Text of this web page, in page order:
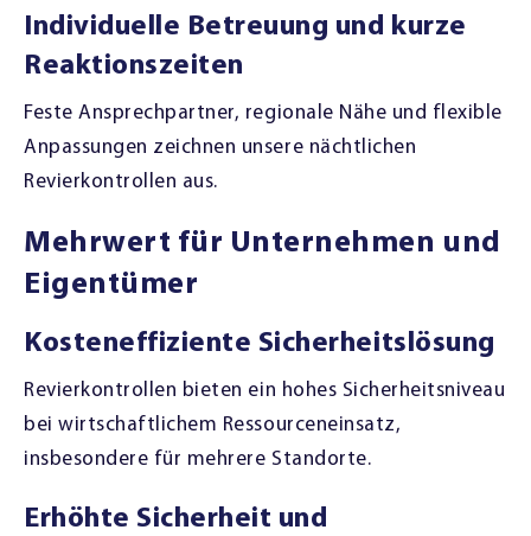
Individuelle Betreuung und kurze
Reaktionszeiten
Feste Ansprechpartner, regionale Nähe und flexible
Anpassungen zeichnen unsere nächtlichen
Revierkontrollen aus.
Mehrwert für Unternehmen und
Eigentümer
Kosteneffiziente Sicherheitslösung
Revierkontrollen bieten ein hohes Sicherheitsniveau
bei wirtschaftlichem Ressourceneinsatz,
insbesondere für mehrere Standorte.
Erhöhte Sicherheit und